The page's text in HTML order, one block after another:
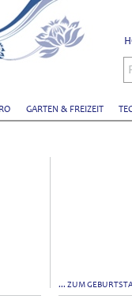
GARTEN & FREIZEIT
... ZUM